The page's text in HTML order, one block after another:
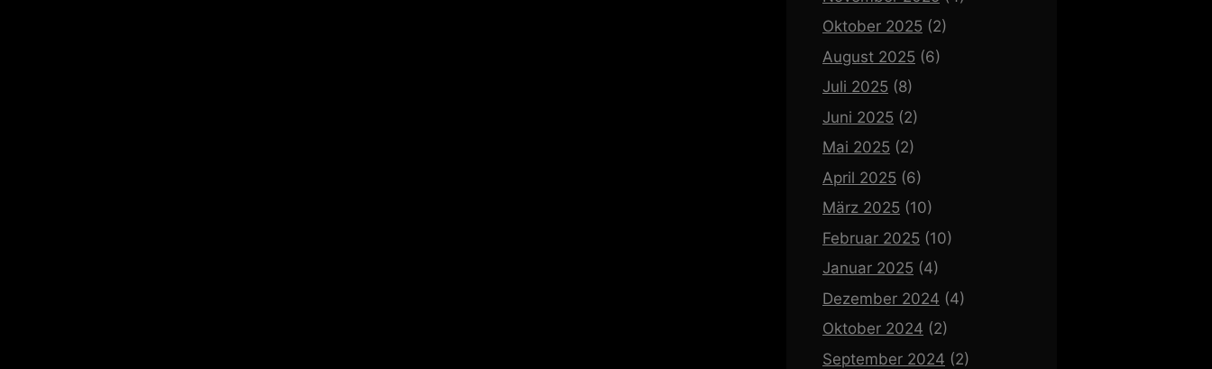
Oktober 2025 (2)
August 2025 (6)
Juli 2025 (8)
Juni 2025 (2)
Mai 2025 (2)
April 2025 (6)
März 2025 (10)
Februar 2025 (10)
Januar 2025 (4)
Dezember 2024 (4)
Oktober 2024 (2)
September 2024 (2)